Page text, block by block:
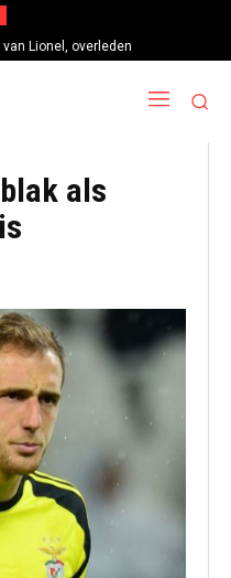
Lionel, overleden
als